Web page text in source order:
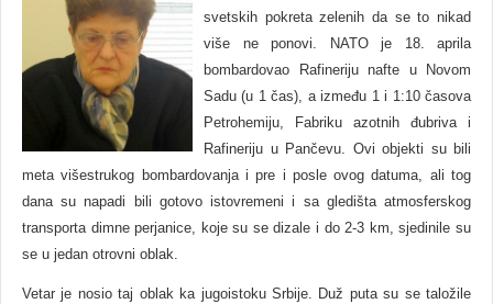
svetskih pokreta zelenih da se to nikad
više ne ponovi. NATO je 18. aprila
bombardovao Rafineriju nafte u Novom
Sadu (u 1 čas), a između 1 i 1:10 časova
Petrohemiju, Fabriku azotnih đubriva i
Rafineriju u Pančevu. Ovi objekti su bili
meta višestrukog bombardovanja i pre i posle ovog datuma, ali tog
dana su napadi bili gotovo istovremeni i sa gledišta atmosferskog
transporta dimne perjanice, koje su se dizale i do 2-3 km, sjedinile su
se u jedan otrovni oblak.
Vetar je nosio taj oblak ka jugoistoku Srbije. Duž puta su se taložile